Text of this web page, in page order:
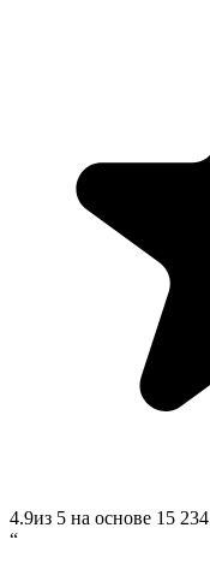
4.9из 5 на основе 15 234
“